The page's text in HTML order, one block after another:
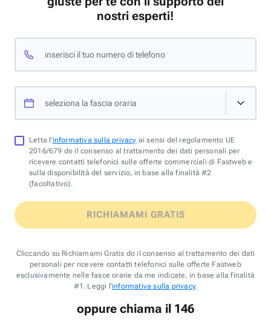
nostri esperti!
inserisci il tuo numero di telefono
seleziona la fascia oraria
Letta l'informativa sulla privacy ai sensi del regolamento UE
2016/679 do il consenso al trattamento dei dati personali per
ricevere contatti telefonici sulle offerte commerciali di Fastweb e
sulla disponibilità del servizio, in base alla finalità #2
(facoltativo).
RICHIAMAMI GRATIS
Cliccando su Richiamami Gratis do il consenso al trattamento dei dati
personali per ricevere contatti telefonici sulle offerte Fastweb
esclusivamente nelle fasce orarie da me indicate, in base alla finalità
#1. Leggi l'informativa sulla privacy.
oppure chiama il 146